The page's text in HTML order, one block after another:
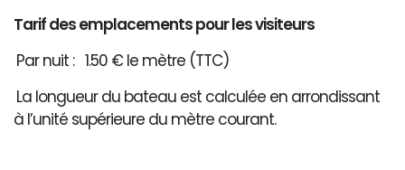
Tarif des emplacements pour les visiteurs
Par nuit : 1.50 € le mètre (TTC)
La longueur du bateau est calculée en arrondissant
à l’unité supérieure du mètre courant.